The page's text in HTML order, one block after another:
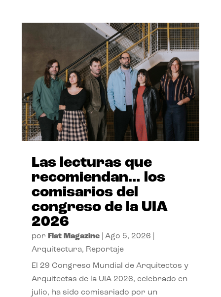
Las lecturas que
recomiendan… los
comisarios del
congreso de la UIA
2026
por Flat Magazine| Ago 5, 2026
Arquitectura, Reportaje
El 29 Congreso Mundial de Arquitectos y
Arquitectas de la UIA 2026, celebrado en
julio, ha sido comisariado por un